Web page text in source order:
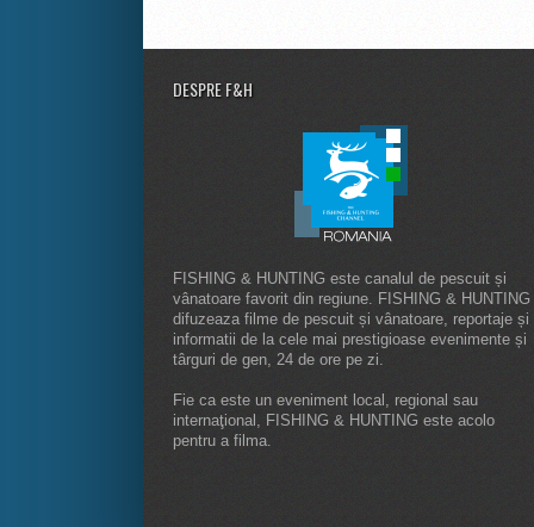
DESPRE F&H
FISHING & HUNTING este canalul de pescuit și
vânatoare favorit din regiune. FISHING & HUNTING
difuzeaza filme de pescuit și vânatoare, reportaje și
informatii de la cele mai prestigioase evenimente și
târguri de gen, 24 de ore pe zi.
Fie ca este un eveniment local, regional sau
internaţional, FISHING & HUNTING este acolo
pentru a filma.